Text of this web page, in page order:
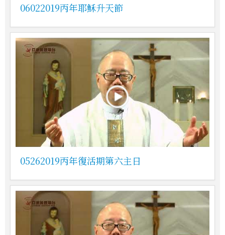
06022019丙年耶穌升天節
05262019丙年復活期第六主日